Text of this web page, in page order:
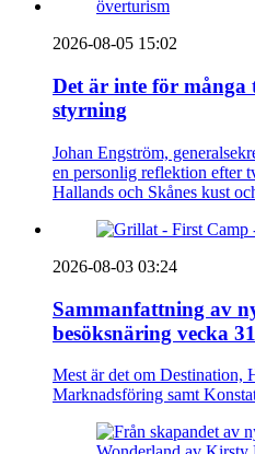
2026-08-05 15:02
Det är inte för många
styrning
Johan Engström,
en personlig reflektion efter
Hallands och Skånes kust
2026-08-03 03:24
Sammanfattning av
besöksnäring vecka
Mest är det om Destination,
Marknadsföring samt